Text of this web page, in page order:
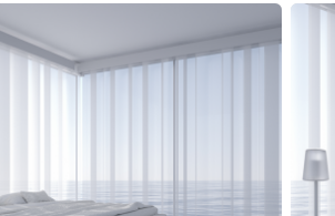
Ver